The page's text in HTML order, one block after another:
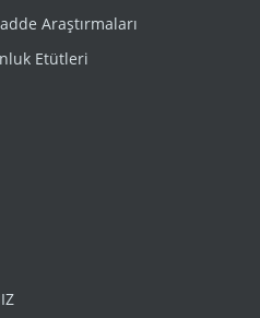
Araştırmaları
Etütleri